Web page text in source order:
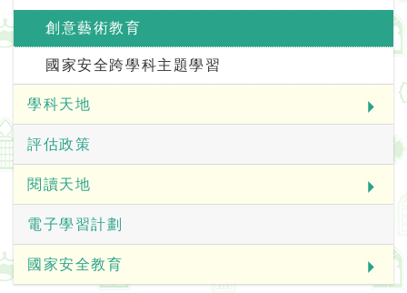
創意藝術教育
國家安全跨學科主題學習
學科天地
評估政策
閱讀天地
電子學習計劃
國家安全教育